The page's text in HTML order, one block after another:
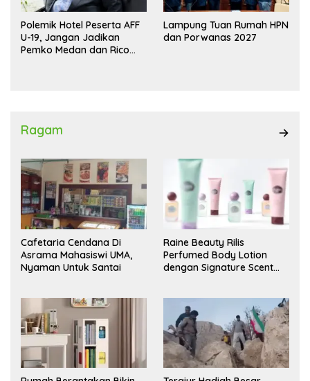
Polemik Hotel Peserta AFF
U-19, Jangan Jadikan
Pemko Medan dan Rico
Lampung Tuan Rumah HPN
dan Porwanas 2027
Ragam
Cafetaria Cendana Di
Asrama Mahasiswi UMA,
Nyaman Untuk Santai
Raine Beauty Rilis
Perfumed Body Lotion
dengan Signature Scent